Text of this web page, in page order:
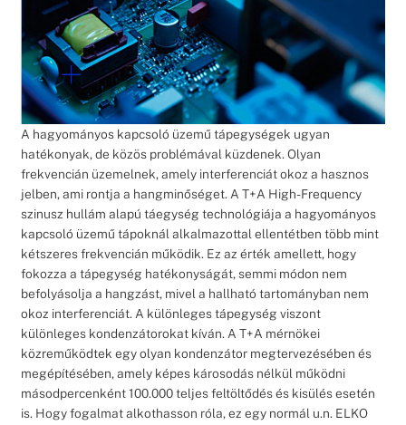
A hagyományos kapcsoló üzemű tápegységek ugyan
hatékonyak, de közös problémával küzdenek. Olyan
frekvencián üzemelnek, amely interferenciát okoz a hasznos
jelben, ami rontja a hangminőséget. A T+A High-Frequency
szinusz hullám alapú táegység technológiája a hagyományos
kapcsoló üzemű tápoknál alkalmazottal ellentétben több mint
kétszeres frekvencián működik. Ez az érték amellett, hogy
fokozza a tápegység hatékonyságát, semmi módon nem
befolyásolja a hangzást, mivel a hallható tartományban nem
okoz interferenciát. A különleges tápegység viszont
különleges kondenzátorokat kíván. A T+A mérnökei
közreműködtek egy olyan kondenzátor megtervezésében és
megépítésében, amely képes károsodás nélkül működni
másodpercenként 100.000 teljes feltöltődés és kisülés esetén
is. Hogy fogalmat alkothasson róla, ez egy normál u.n. ELKO